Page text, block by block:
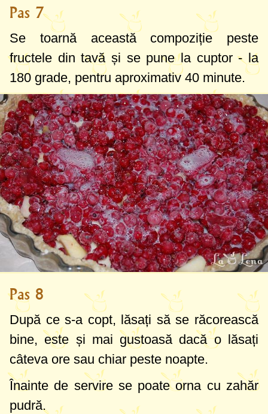
Pas 7
Se toarnă această compoziție peste
fructele din tavă și se pune la cuptor - la
180 grade, pentru aproximativ 40 minute.
Pas 8
După ce s-a copt, lăsați să se răcorească
bine, este și mai gustoasă dacă o lăsați
câteva ore sau chiar peste noapte.
Înainte de servire se poate orna cu zahăr
pudră.